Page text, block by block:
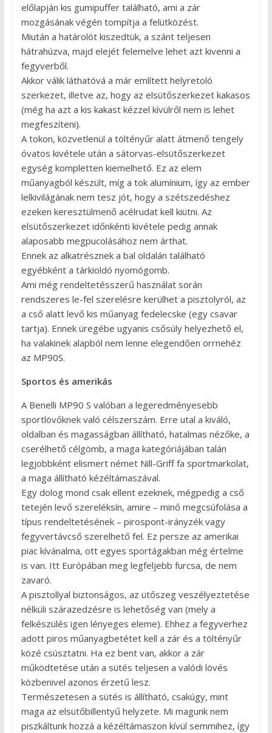
előlapján kis gumipuffer található, ami a zár
mozgásának végén tompítja a felütközést.
Miután a határolót kiszedtük, a szánt teljesen
hátrahúzva, majd elejét felemelve lehet azt kivenni a
fegyverből.
Akkor válik láthatóvá a már említett helyretoló
szerkezet, illetve az, hogy az elsütőszerkezet kakasos
(még ha azt a kis kakast kézzel kívülről nem is lehet
megfeszíteni).
A tokon, közvetlenül a töltényűr alatt átmenő tengely
óvatos kivétele után a sátorvas-elsütőszerkezet
egység kompletten kiemelhető. Ez az elem
műanyagból készült, míg a tok alumínium, így az ember
lelkivilágának nem tesz jót, hogy a szétszedéshez
ezeken keresztülmenő acélrudat kell kiütni. Az
elsütőszerkezet időnkénti kivétele pedig annak
alaposabb megpucolásához nem árthat.
Ennek az alkatrésznek a bal oldalán található
egyébként a tárkioldó nyomógomb.
Ami még rendeltetésszerű használat során
rendszeres le-fel szerelésre kerülhet a pisztolyról, az
a cső alatt levő kis műanyag fedelecske (egy csavar
tartja). Ennek üregébe ugyanis csősúly helyezhető el,
ha valakinek alapból nem lenne elegendően orrnehéz
az MP90S.
Sportos és amerikás
A Benelli MP90 S valóban a legeredményesebb
sportlövőknek való célszerszám. Erre utal a kiváló,
oldalban és magasságban állítható, hatalmas nézőke, a
cserélhető célgömb, a maga kategóriájában talán
legjobbként elismert német Nill-Griff fa sportmarkolat,
a maga állítható kézéltámaszával.
Egy dolog mond csak ellent ezeknek, mégpedig a cső
tetején levő szereléksín, amire – minő megcsúfolása a
típus rendeltetésének – pirospont-irányzék vagy
fegyvertávcső szerelhető fel. Ez persze az amerikai
piac kívánalma, ott egyes sportágakban még értelme
is van. Itt Európában meg legfeljebb furcsa, de nem
zavaró.
A pisztollyal biztonságos, az ütőszeg veszélyeztetése
nélküli szárazedzésre is lehetőség van (mely a
felkészülés igen lényeges eleme). Ehhez a fegyverhez
adott piros műanyagbetétet kell a zár és a töltényűr
közé csúsztatni. Ha ez bent van, akkor a zár
működtetése után a sütés teljesen a valódi lövés
közbenivel azonos érzetű lesz.
Természetesen a sütés is állítható, csakúgy, mint
maga az elsütőbillentyű helyzete. Mi magunk nem
piszkáltunk hozzá a kézéltámaszon kívül semmihez, így